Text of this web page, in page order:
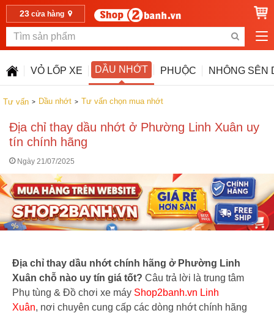
23cửa hàng
VỎ LỐP XE DẦU NHỚT PHUỘC NHÔNG SÊN
Tư vấn Dầu nhớt Tư vấn chọn mua nhớt
Địa chỉ thay dầu nhớt ở Phường Linh Xuân uy
tín chính hãng
Ngày 21/07/2025
Địa chỉ thay dầu nhớt chính hãng ở Phường Linh
Xuân chỗ nào uy tín giá tốt? Câu trả lời là trung tâm
Phụ tùng & Đồ chơi xe máy Shop2banh.vn Linh
Xuân, nơi chuyên cung cấp các dòng nhớt chính hãng